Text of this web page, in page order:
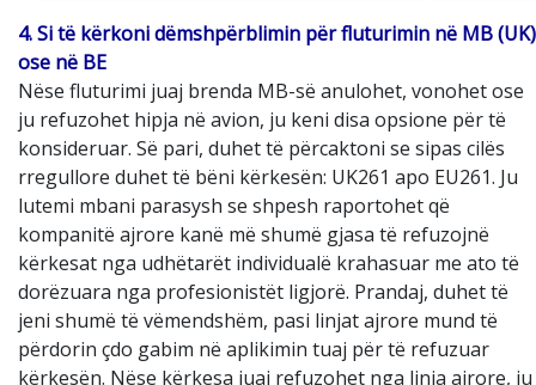
4. Si të kërkoni dëmshpërblimin për fluturimin në MB (UK)
ose në BE
Nëse fluturimi juaj brenda MB-së anulohet, vonohet ose
ju refuzohet hipja në avion, ju keni disa opsione për të
konsideruar. Së pari, duhet të përcaktoni se sipas cilës
rregullore duhet të bëni kërkesën: UK261 apo EU261. Ju
lutemi mbani parasysh se shpesh raportohet që
kompanitë ajrore kanë më shumë gjasa të refuzojnë
kërkesat nga udhëtarët individualë krahasuar me ato të
dorëzuara nga profesionistët ligjorë. Prandaj, duhet të
jeni shumë të vëmendshëm, pasi linjat ajrore mund të
përdorin çdo gabim në aplikimin tuaj për të refuzuar
kërkesën. Nëse kërkesa juaj refuzohet nga linja ajrore, ju